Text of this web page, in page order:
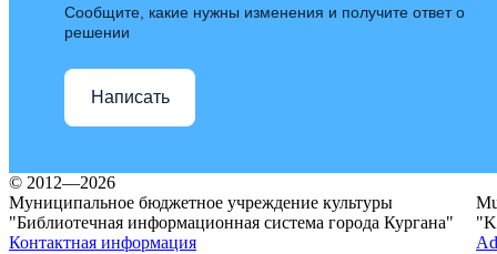
Сообщите, какие нужны изменения и получите ответ о
решении
Написать
© 2012—2026
Муниципальное бюджетное учреждение культуры
"Библиотечная информационная система города Кургана"
Контактная информация